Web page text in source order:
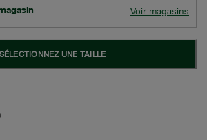
Voir magasins
SÉLECTIONNEZ UNE TAILLE